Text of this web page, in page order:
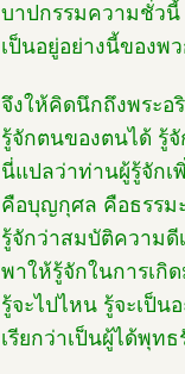
บาปกรรมความชั่วนี้
เป็นอยู่อย่างนี้ของพ
จึงให้คิดนึกถึงพระอ
รู้จักตนของตนได้ รู้
นี่แปลว่าท่านผู้รู้จักเ
คือบุญกุศล คือธรรม
รู้จักว่าสมบัติความดี
พาให้รู้จักในการเกิด
รู้จะไปไหน รู้จะเป็น
เรียกว่าเป็นผู้ได้พุท